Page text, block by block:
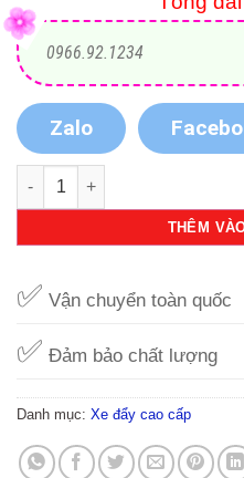
0966.92.1234
Zalo
Xe đẩy Farlin BF-889B số
THÊM
✅ Vận chuyển toàn quốc
✅ Đảm bảo chất lượng
Danh mục: Xe đẩy cao cấp